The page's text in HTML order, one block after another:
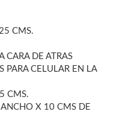
CMS.
CARA DE ATRAS
PARA CELULAR EN LA
CMS.
X 10 CMS DE